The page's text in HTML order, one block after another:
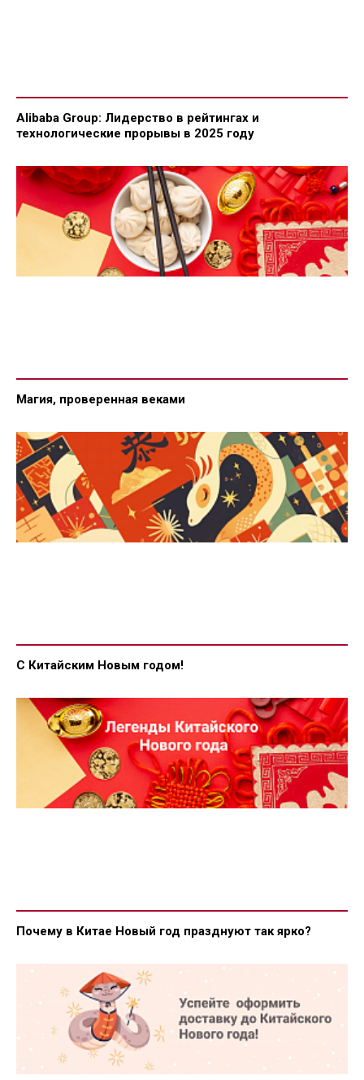
Alibaba Group: Лидерство в рейтингах и
технологические прорывы в 2025 году
Магия, проверенная веками
С Китайским Новым годом!
Почему в Китае Новый год празднуют так ярко?